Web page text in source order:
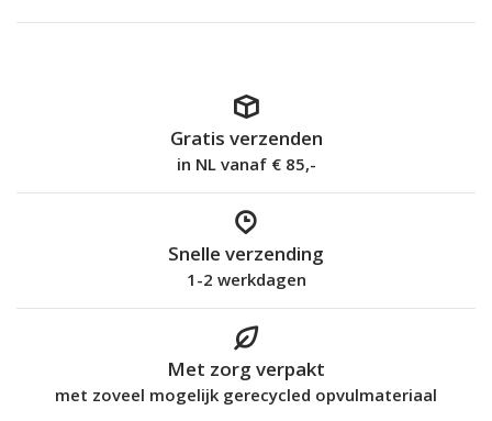
Gratis verzenden
in NL vanaf € 85,-
Snelle verzending
1-2 werkdagen
Met zorg verpakt
met zoveel mogelijk gerecycled opvulmateriaal